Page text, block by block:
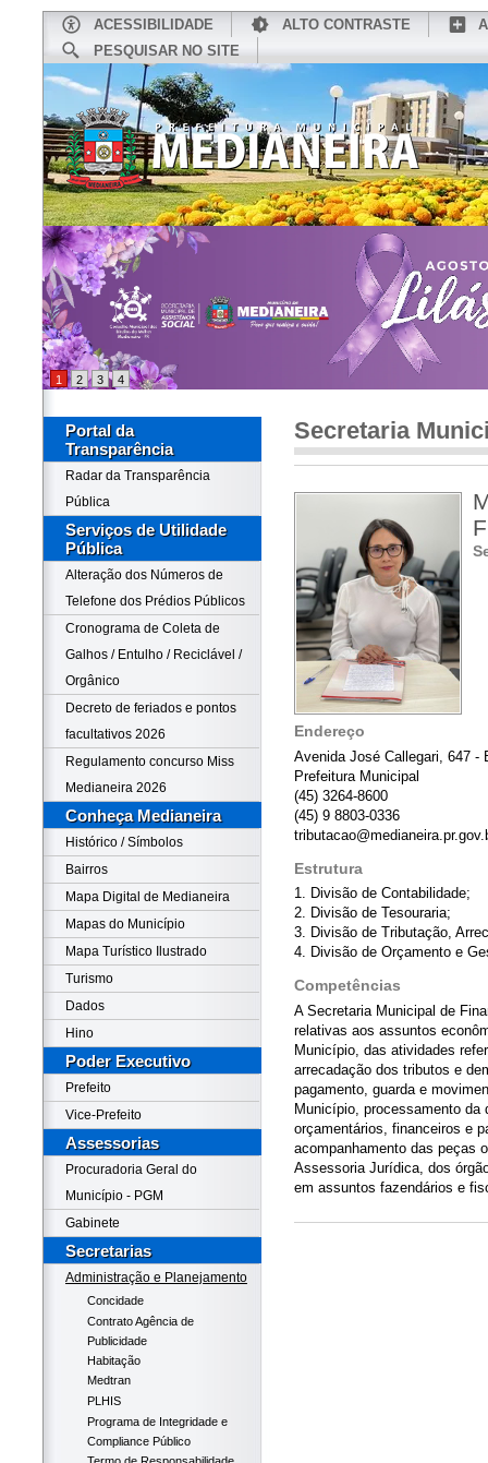
ACESSIBILIDADE ALTO CONTRASTE
PESQUISAR NO SITE
CONHEÇA MEDIANEIRA
1 2 3 4
Portal da
Transparência
Radar da Transparência
Pública
Serviços de Utilidade
Pública
Alteração dos Números de
Telefone dos Prédios Públicos
Cronograma de Coleta de
Galhos / Entulho / Reciclável /
Orgânico
Decreto de feriados e pontos
facultativos 2026
Regulamento concurso Miss
Medianeira 2026
Conheça Medianeira
Histórico / Símbolos
Bairros
Mapa Digital de Medianeira
Mapas do Município
Mapa Turístico Ilustrado
Turismo
Dados
Hino
Poder Executivo
Prefeito
Vice-Prefeito
Assessorias
Procuradoria Geral do
Município - PGM
Gabinete
Secretarias
Administração e Planejamento
Concidade
Contrato Agência de
Publicidade
Habitação
Medtran
PLHIS
Programa de Integridade e
Compliance Público
Secretaria
Endereço
Avenida José Callegari, 647 -
Prefeitura Municipal
(45) 3264-8600
(45) 9 8803-0336
Estrutura
1. Divisão de Contabilidade;
2. Divisão de Tesouraria;
3. Divisão de Tributação,
4. Divisão de Orçamento e
Competências
A Secretaria Municipal de
relativas aos assuntos
Município, das atividades
arrecadação dos tributos e
pagamento, guarda e
Município, processamento
orçamentários, financeiros e
acompanhamento das peças
Assessoria Jurídica, dos
em assuntos fazendários e